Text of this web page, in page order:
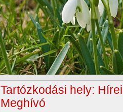
Tartózkodási hely:
Meghívó